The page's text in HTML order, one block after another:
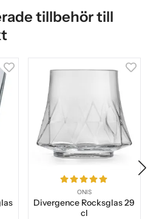
tillbehör till
ONIS
Divergence Rocksglas 29
cl